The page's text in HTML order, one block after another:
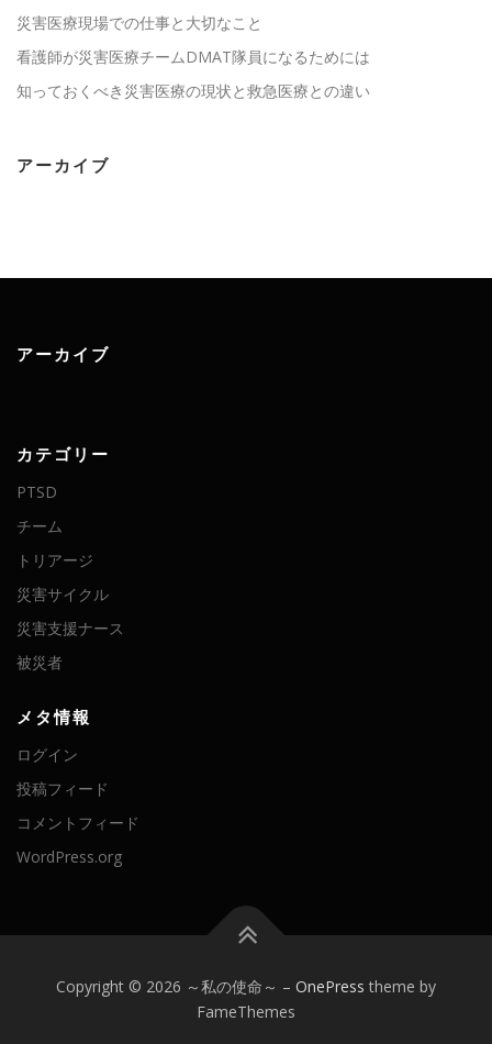
災害医療現場での仕事と大切なこと
看護師が災害医療チームDMAT隊員になるためには
知っておくべき災害医療の現状と救急医療との違い
アーカイブ
アーカイブ
カテゴリー
PTSD
チーム
トリアージ
災害サイクル
災害支援ナース
被災者
メタ情報
ログイン
投稿フィード
コメントフィード
WordPress.org
Copyright © 2026 ～私の使命～ – OnePress theme by
FameThemes